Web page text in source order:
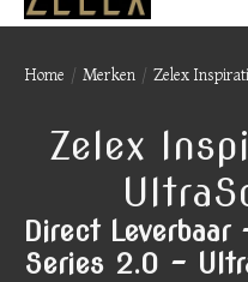
Home / Merken / Zelex
Zelex
Direct
Series 2.0 –